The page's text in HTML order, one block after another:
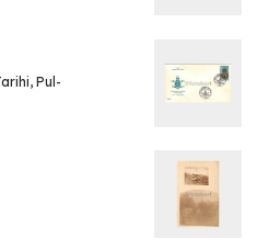
, Pul-